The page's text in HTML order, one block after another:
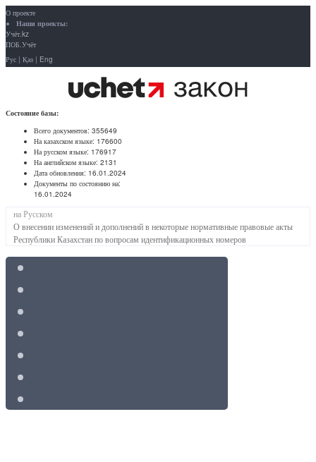
О проекте
Наши проекты:
Учёт.kz
ПОБ.Учёт
Рус | Қаз | Eng
Состояние базы:
Всего документов: 355649
На казахском языке: 176600
На русском языке: 176917
На английском языке: 2131
Дата обновления: 16.01.2024
Документы по состоянию на:
16.01.2024
на Русском
О внесении изменений и дополнений в некоторые нормативные правовые акты
Республики Казахстан по вопросам идентификационных номеров